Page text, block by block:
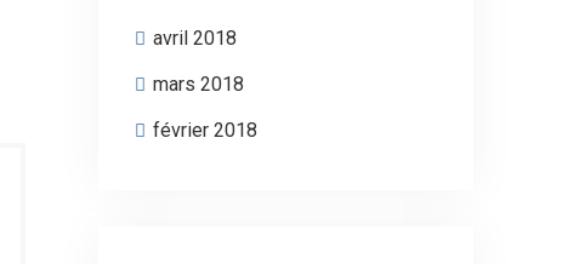
avril 2018
mars 2018
février 2018